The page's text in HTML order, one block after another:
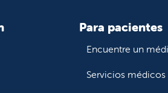
Para pacientes
Encuentre un
Servicios médicos